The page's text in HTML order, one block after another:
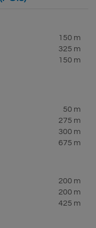
150 m
325 m
150 m
50 m
275 m
300 m
675 m
200 m
200 m
425 m